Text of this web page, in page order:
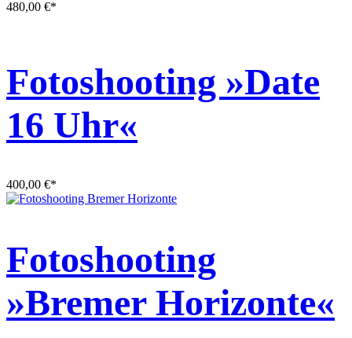
480,00 €*
Fotoshooting »Date
16 Uhr«
400,00 €*
Fotoshooting
»Bremer Horizonte«